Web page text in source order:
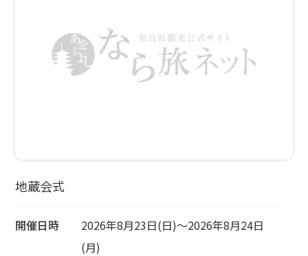
地蔵会式
開催日時
2026年8月23日(日)～2026年8月24日
(月)